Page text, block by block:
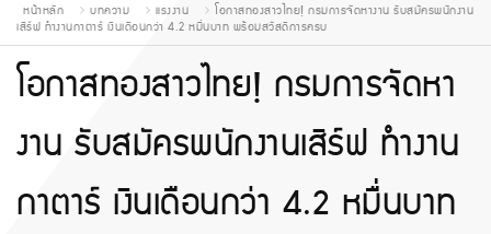
หน้าหลัก บทความ แรงงาน
โอกาสทองสาวไทย! กรมการจัดหางาน รับสมัครพนักงาน
เสิร์ฟ ทำงานกาตาร์ เงินเดือนกว่า 4.2 หมื่นบาท พร้อมสวัสดิการครบ
โอกาสทองสาวไทย! กรมการจัดหา
งาน รับสมัครพนักงานเสิร์ฟ ทำงาน
กาตาร์ เงินเดือนกว่า 4.2 หมื่นบาท